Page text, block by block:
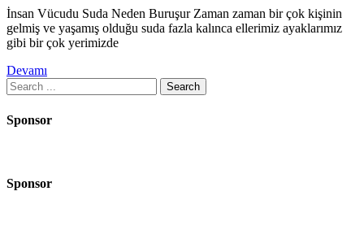
İnsan Vücudu Suda Neden Buruşur Zaman zaman bir çok kişinin
gelmiş ve yaşamış olduğu suda fazla kalınca ellerimiz ayaklarımız
gibi bir çok yerimizde
Devamı
Search
for:
Sponsor
Sponsor